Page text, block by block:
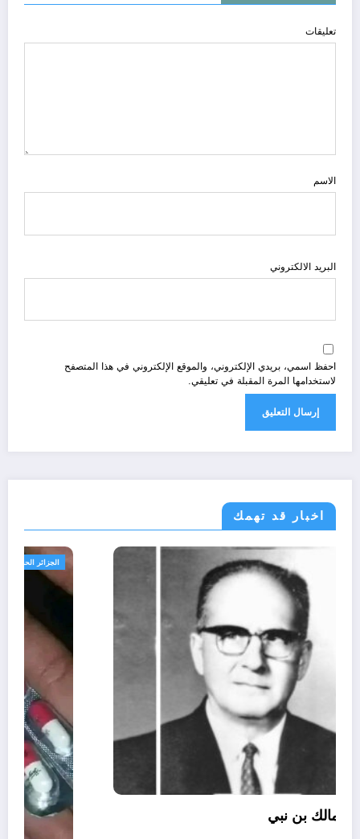
تعليقات
الاسم
البريد الالكتروني
احفظ اسمي، بريدي الإلكتروني، والموقع الإلكتروني في هذا المتصفح
لاستخدامها المرة المقبلة في تعليقي.
اخبار قد تهمك
الذين أساؤوا لمالك بن نبي